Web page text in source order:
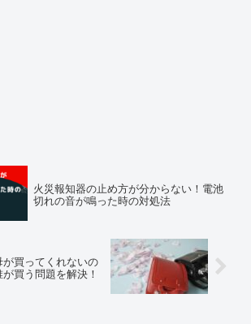
火災報知器の止め方が分からない！電池
切れの音が鳴った時の対処法
買ってくれないの
買う問題を解決！